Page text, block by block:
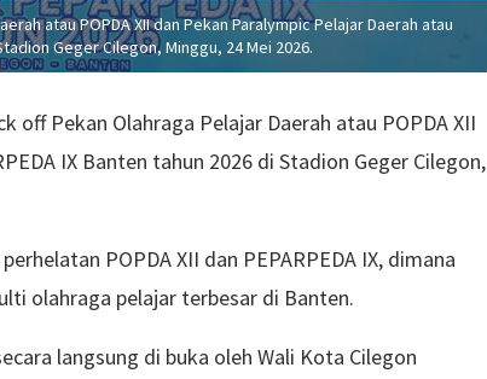
atau POPDA XII dan Pekan Paralympic Pelajar Daerah atau
Geger Cilegon, Minggu, 24 Mei 2026.
off Pekan Olahraga Pelajar Daerah atau POPDA XII
IX Banten tahun 2026 di Stadion Geger Cilegon,
POPDA XII dan PEPARPEDA IX, dimana
olahraga pelajar terbesar di Banten.
langsung di buka oleh Wali Kota Cilegon